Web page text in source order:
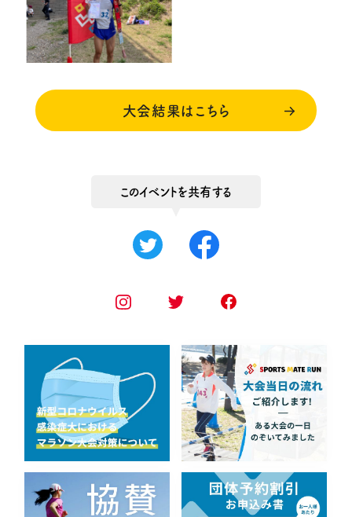
大会結果はこちら
このイベントを共有する